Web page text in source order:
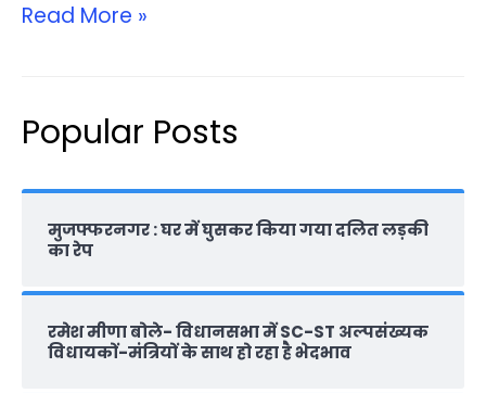
Read More »
Popular Posts
मुजफ्फरनगर : घर में घुसकर किया गया दलित लड़की
का रेप
रमेश मीणा बोले- विधानसभा में SC-ST अल्पसंख्यक
विधायकों-मंत्रियों के साथ हो रहा है भेदभाव